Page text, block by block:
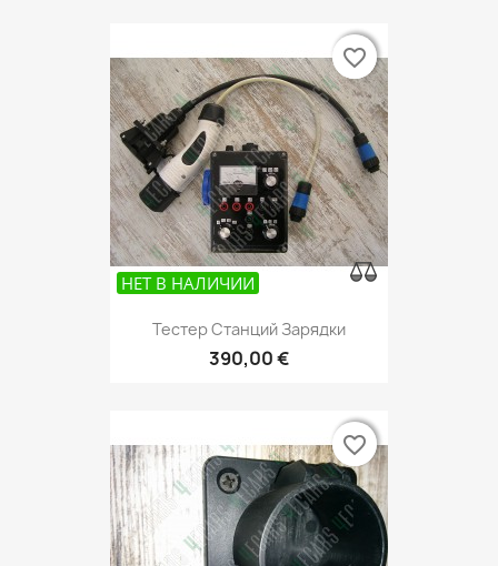
НЕТ В НАЛИЧИИ
Тестер Станций Зарядки
390,00 €
favorite_border
favorite_border
favorite_border
favorite_border